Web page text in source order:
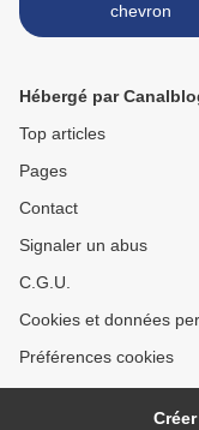
chevron
Hébergé par
Top articles
Pages
Contact
Signaler un abus
C.G.U.
Cookies et données
Préférences cookies